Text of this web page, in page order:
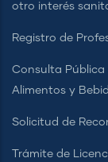
otro interés
Registro de
Consulta Pública
Alimentos y
Solicitud de
Trámite de